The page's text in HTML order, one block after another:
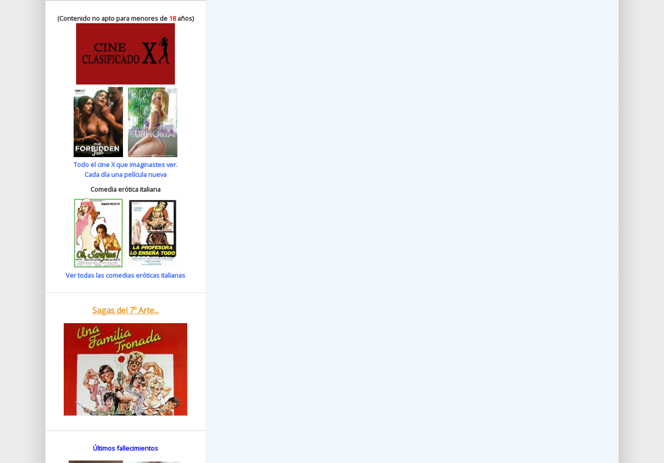
(Contenido no apto para menores de 18años)
Todo el cine X que imaginastes ver.
Cada día una película nueva
Comedia erótica italiana
Ver todas las comedias eróticas italianas
Sagas del 7º Arte...
Últimos fallecimientos